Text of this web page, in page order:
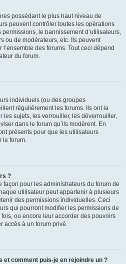
possédant le plus haut niveau de
peuvent contrôler toutes les opérations
le bannissement d’utilisateurs,
ou de modérateurs, etc. Ils peuvent
des forums. Tout ceci dépend
du forum.
individuels (ou des groupes
régulièrement les forums. Ils ont la
les sujets, les verrouiller, les déverrouiller,
dans le forum qu’ils modèrent. En
présents pour que les utilisateurs
le forum.
?
façon pour les administrateurs du forum de
utilisateur peut appartenir à plusieurs
des permissions individuelles. Ceci
qui pourront modifier les permissions de
ou encore leur accorder des pouvoirs
accès à un forum privé.
et comment puis-je en rejoindre un ?